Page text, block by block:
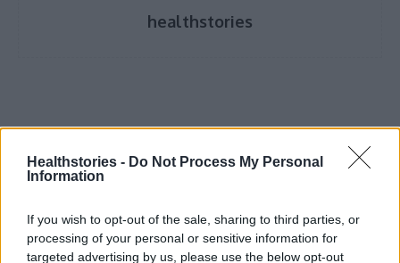
Healthstories - Do Not Process My Personal
Information
If you wish to opt-out of the sale, sharing to third parties, or
processing of your personal or sensitive information for
targeted advertising by us, please use the below opt-out
healthstories